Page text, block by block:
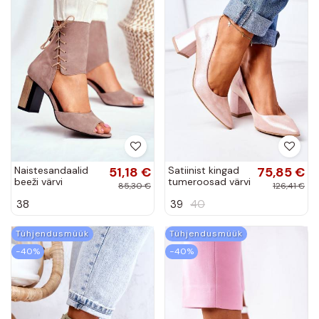
Naistesandaalid
beeži värvi
51,18 €
85,30 €
38
Satiinist kingad
tumeroosad värvi
75,85 €
126,41 €
39 40
Tühjendusmüük
−40%
Tühjendusmüük
−40%